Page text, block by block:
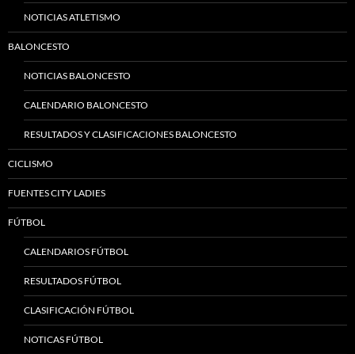
NOTICIAS ATLETISMO
BALONCESTO
NOTICIAS BALONCESTO
CALENDARIO BALONCESTO
RESULTADOS Y CLASIFICACIONES BALONCESTO
CICLISMO
FUENTES CITY LADIES
FÚTBOL
CALENDARIOS FÚTBOL
RESULTADOS FÚTBOL
CLASIFICACIÓN FÚTBOL
NOTICAS FÚTBOL